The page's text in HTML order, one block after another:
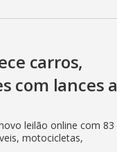
carros,
com lances a
leilão online com 83
motocicletas,